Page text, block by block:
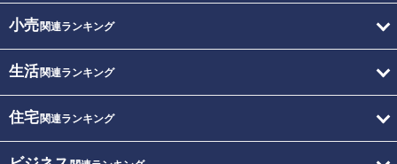
小売関連ランキング
生活関連ランキング
住宅関連ランキング